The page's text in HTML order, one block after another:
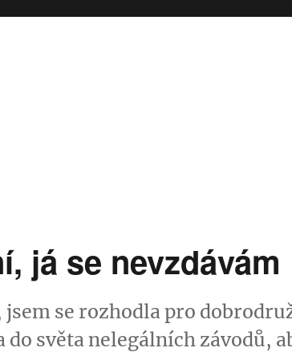
já se nevzdávám
se rozhodla pro
světa nelegálních závodů,